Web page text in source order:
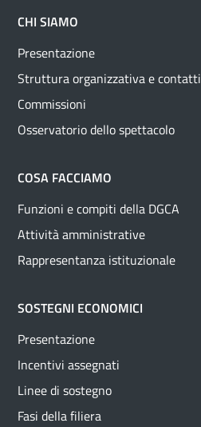
CHI SIAMO
Presentazione
Struttura organizzativa e contatti
Commissioni
Osservatorio dello spettacolo
COSA FACCIAMO
Funzioni e compiti della DGCA
Attività amministrative
Rappresentanza istituzionale
SOSTEGNI ECONOMICI
Presentazione
Incentivi assegnati
Linee di sostegno
Fasi della filiera